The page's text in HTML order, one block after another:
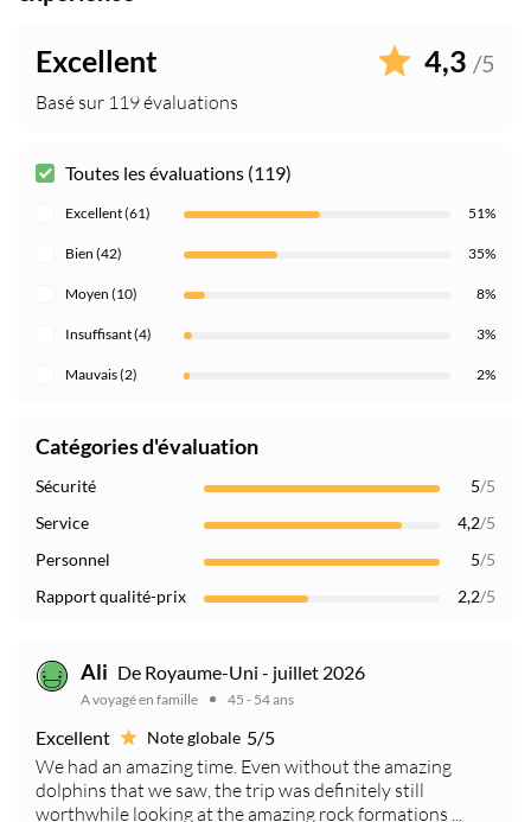
Excellent 4,3 /5
Basé sur 119 évaluations
Toutes les évaluations (119)
Excellent (61) 51%
Bien (42) 35%
Moyen (10) 8%
Insuffisant (4) 3%
Mauvais (2) 2%
Catégories d'évaluation
Sécurité 5/5
Service
4,2/5
Personnel
5/5
Rapport qualité-prix
2,2/5
Ali De Royaume-Uni - juillet 2026
A voyagé en famille 45 - 54 ans
Excellent Note globale 5/5
We had an amazing time. Even without the amazing
dolphins that we saw, the trip was definitely still
worthwhile looking at the amazing rock formations ...